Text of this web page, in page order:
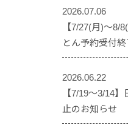
2026.07.06
【7/27(月)～8/
とん予約受付
2026.06.22
【7/19～3/14
止のお知らせ